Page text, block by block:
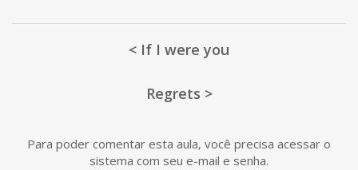
< If I were you
Regrets >
Para poder comentar esta aula, você precisa acessar o
sistema com seu e-mail e senha.